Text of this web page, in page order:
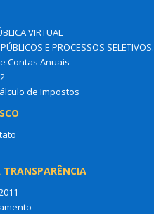
VIRTUAL
E PROCESSOS SELETIVOS.
Contas Anuais
de Impostos